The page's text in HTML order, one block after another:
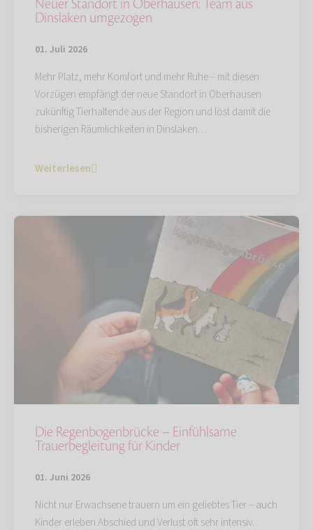
Neuer Standort in Oberhausen: Team aus
Dinslaken umgezogen
01. Juli 2026
Mehr Platz, mehr Komfort und mehr Ruhe – mit diesen
Vorzügen empfängt der neue Standort in Oberhausen
zukünftig Tierhaltende aus der Region und löst damit die
bisherigen Räumlichkeiten in Dinslaken…
Weiterlesen
Die Regenbogenbrücke – Einfühlsame
Trauerbegleitung für Kinder
01. Juni 2026
Nicht nur Erwachsene trauern um ein geliebtes Tier – auch
Kinder erleben Abschied und Verlust oft sehr intensiv.